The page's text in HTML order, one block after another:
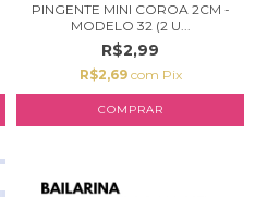
PINGENTE MINI COROA 2CM -
MODELO 32 (2 U...
R$2,99
R$2,69 com Pix